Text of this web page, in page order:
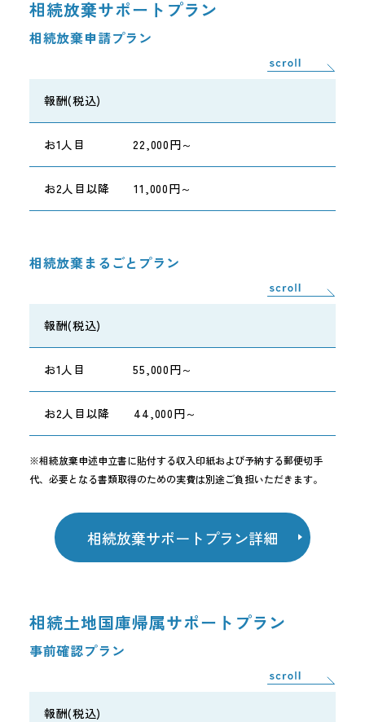
相続放棄サポートプラン
相続放棄申請プラン
報酬(税込)
お1人目 22,000円～
お2人目以降 11,000円～
相続放棄まるごとプラン
報酬(税込)
お1人目 55,000円～
お2人目以降 44,000円～
※相続放棄申述申立書に貼付する収入印紙および予納する郵便切手
代、必要となる書類取得のための実費は別途ご負担いただきます。
相続放棄サポートプラン詳細
相続土地国庫帰属サポートプラン
事前確認プラン
報酬(税込)